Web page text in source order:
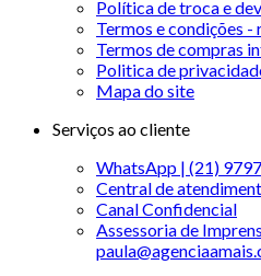
Política de troca e
Termos e condições -
Termos de compras
Politica de
Mapa do site
Serviços ao cliente
WhatsApp | (21)
Central de
Canal Confidencial
Assessoria de